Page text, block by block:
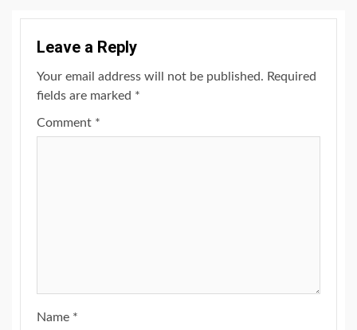
Leave a Reply
Your email address will not be published. Required
fields are marked *
Comment *
Name *